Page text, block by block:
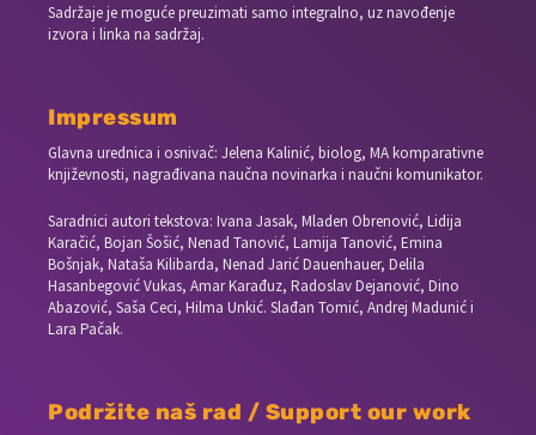
Sadržaje je moguće preuzimati samo integralno, uz navođenje
izvora i linka na sadržaj.
Impressum
Glavna urednica i osnivač: Jelena Kalinić, biolog, MA komparativne
književnosti, nagrađivana naučna novinarka i naučni komunikator.
Saradnici autori tekstova: Ivana Jasak, Mladen Obrenović, Lidija
Karačić, Bojan Šošić, Nenad Tanović, Lamija Tanović, Emina
Bošnjak, Nataša Kilibarda, Nenad Jarić Dauenhauer, Delila
Hasanbegović Vukas, Amar Karađuz, Radoslav Dejanović, Dino
Abazović, Saša Ceci, Hilma Unkić. Slađan Tomić, Andrej Madunić i
Lara Pačak.
Podržite naš rad / Support our work